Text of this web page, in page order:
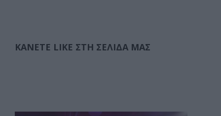
ΚΆΝΕΤΕ LIKE ΣΤΗ ΣΕΛΊΔΑ ΜΑΣ